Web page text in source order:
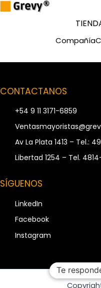
Compañía
CONTACTANOS
+54 9 11 3171-6859
Av La Plata 1413 – Tel.:
Libertad 1254 – Tel.
SÍGUENOS
LinkedIn
Facebook
Instagram
Te